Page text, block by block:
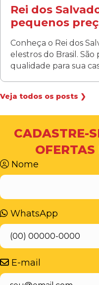
Rei dos
pequenos
Conheça o Rei dos
elestros do Brasil.
qualidade para sua
Veja todos os posts ❯
CADASTRE-
Nome
WhatsApp
E-mail